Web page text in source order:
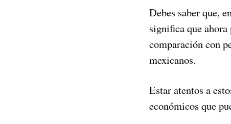
Debes saber que,
significa que
comparación con
mexicanos.
Estar atentos a
económicos que